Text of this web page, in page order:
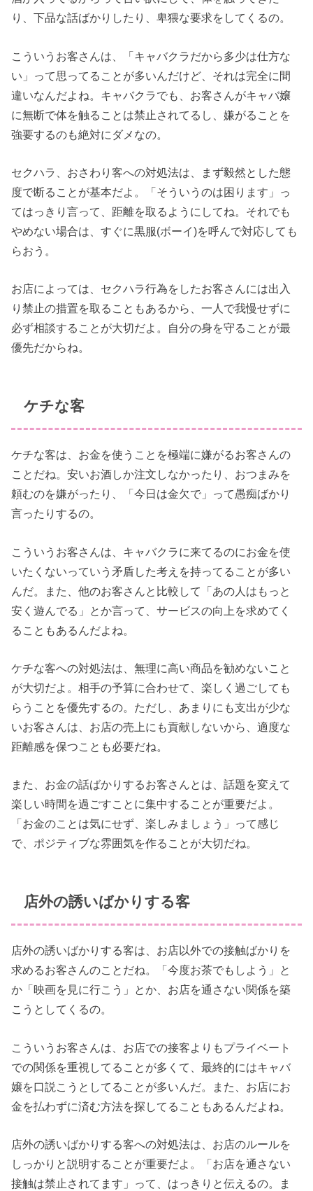
り、下品な話ばかりしたり、卑猥な要求をしてくるの。
こういうお客さんは、「キャバクラだから多少は仕方な
い」って思ってることが多いんだけど、それは完全に間
違いなんだよね。キャバクラでも、お客さんがキャバ嬢
に無断で体を触ることは禁止されてるし、嫌がることを
強要するのも絶対にダメなの。
セクハラ、おさわり客への対処法は、まず毅然とした態
度で断ることが基本だよ。「そういうのは困ります」っ
てはっきり言って、距離を取るようにしてね。それでも
やめない場合は、すぐに黒服(ボーイ)を呼んで対応しても
らおう。
お店によっては、セクハラ行為をしたお客さんには出入
り禁止の措置を取ることもあるから、一人で我慢せずに
必ず相談することが大切だよ。自分の身を守ることが最
優先だからね。
ケチな客
ケチな客は、お金を使うことを極端に嫌がるお客さんの
ことだね。安いお酒しか注文しなかったり、おつまみを
頼むのを嫌がったり、「今日は金欠で」って愚痴ばかり
言ったりするの。
こういうお客さんは、キャバクラに来てるのにお金を使
いたくないっていう矛盾した考えを持ってることが多い
んだ。また、他のお客さんと比較して「あの人はもっと
安く遊んでる」とか言って、サービスの向上を求めてく
ることもあるんだよね。
ケチな客への対処法は、無理に高い商品を勧めないこと
が大切だよ。相手の予算に合わせて、楽しく過ごしても
らうことを優先するの。ただし、あまりにも支出が少な
いお客さんは、お店の売上にも貢献しないから、適度な
距離感を保つことも必要だね。
また、お金の話ばかりするお客さんとは、話題を変えて
楽しい時間を過ごすことに集中することが重要だよ。
「お金のことは気にせず、楽しみましょう」って感じ
で、ポジティブな雰囲気を作ることが大切だね。
店外の誘いばかりする客
店外の誘いばかりする客は、お店以外での接触ばかりを
求めるお客さんのことだね。「今度お茶でもしよう」と
か「映画を見に行こう」とか、お店を通さない関係を築
こうとしてくるの。
こういうお客さんは、お店での接客よりもプライベート
での関係を重視してることが多くて、最終的にはキャバ
嬢を口説こうとしてることが多いんだ。また、お店にお
金を払わずに済む方法を探してることもあるんだよね。
店外の誘いばかりする客への対処法は、お店のルールを
しっかりと説明することが重要だよ。「お店を通さない
接触は禁止されてます」って、はっきりと伝えるの。ま